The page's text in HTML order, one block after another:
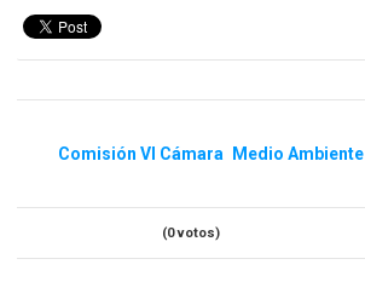
Comisión VI Cámara Medio Ambiente
(0 votos)